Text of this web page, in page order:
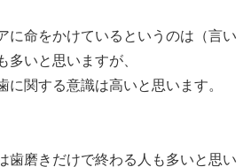
に命をかけているというのは（言い
多いと思いますが、
に関する意識は高いと思います。
歯磨きだけで終わる人も多いと思い